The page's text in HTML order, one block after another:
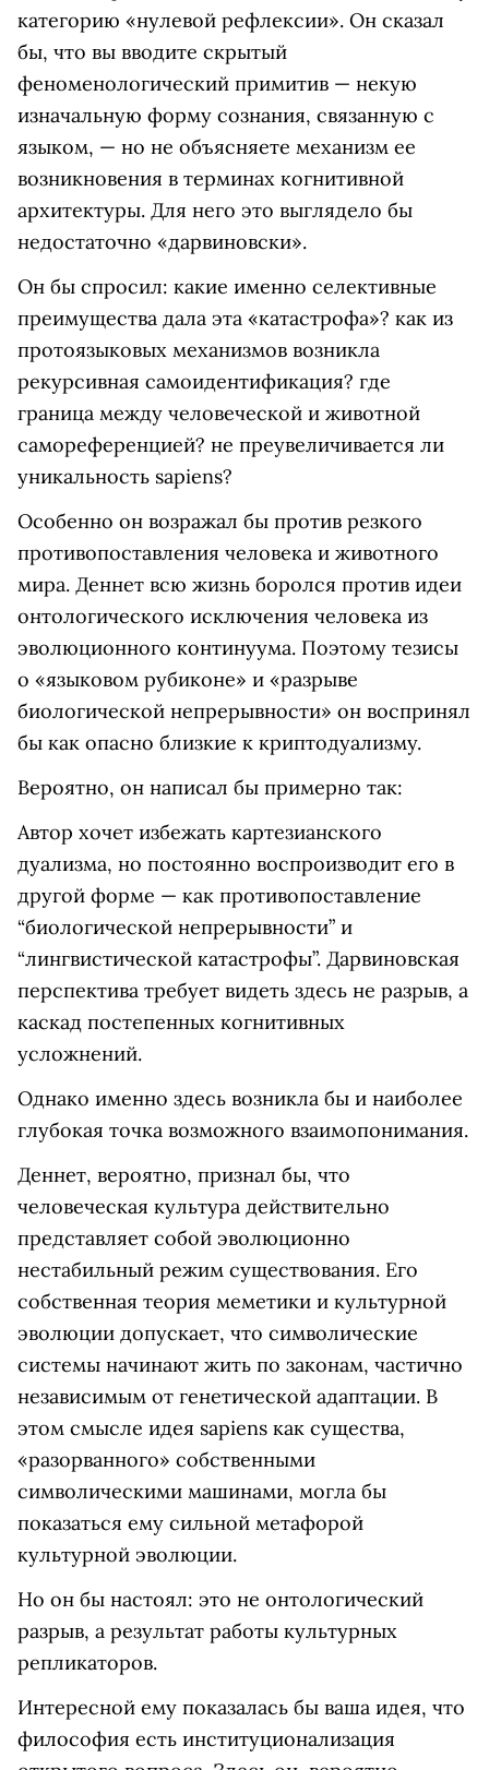
категорию «нулевой рефлексии». Он сказал
бы, что вы вводите скрытый
феноменологический примитив — некую
изначальную форму сознания, связанную с
языком, — но не объясняете механизм ее
возникновения в терминах когнитивной
архитектуры. Для него это выглядело бы
недостаточно «дарвиновски».
Он бы спросил: какие именно селективные
преимущества дала эта «катастрофа»? как из
протоязыковых механизмов возникла
рекурсивная самоидентификация? где
граница между человеческой и животной
самореференцией? не преувеличивается ли
уникальность sapiens?
Особенно он возражал бы против резкого
противопоставления человека и животного
мира. Деннет всю жизнь боролся против идеи
онтологического исключения человека из
эволюционного континуума. Поэтому тезисы
о «языковом рубиконе» и «разрыве
биологической непрерывности» он воспринял
бы как опасно близкие к криптодуализму.
Вероятно, он написал бы примерно так:
Автор хочет избежать картезианского
дуализма, но постоянно воспроизводит его в
другой форме — как противопоставление
“биологической непрерывности” и
“лингвистической катастрофы”. Дарвиновская
перспектива требует видеть здесь не разрыв, а
каскад постепенных когнитивных
усложнений.
Однако именно здесь возникла бы и наиболее
глубокая точка возможного взаимопонимания.
Деннет, вероятно, признал бы, что
человеческая культура действительно
представляет собой эволюционно
нестабильный режим существования. Его
собственная теория меметики и культурной
эволюции допускает, что символические
системы начинают жить по законам, частично
независимым от генетической адаптации. В
этом смысле идея sapiens как существа,
«разорванного» собственными
символическими машинами, могла бы
показаться ему сильной метафорой
культурной эволюции.
Но он бы настоял: это не онтологический
разрыв, а результат работы культурных
репликаторов.
Интересной ему показалась бы ваша идея, что
философия есть институционализация